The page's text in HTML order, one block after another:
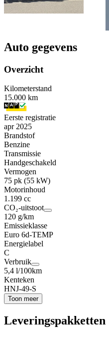
Auto gegevens
Overzicht
Kilometerstand
15.000 km
Eerste registratie
apr 2025
Brandstof
Benzine
Transmissie
Handgeschakeld
Vermogen
75 pk (55 kW)
Motorinhoud
1.199 cc
CO₂-uitstoot
120 g/km
Emissieklasse
Euro 6d-TEMP
Energielabel
C
Verbruik
5,4 l/100km
Kenteken
HNJ-49-S
Toon meer
Leveringspakketten